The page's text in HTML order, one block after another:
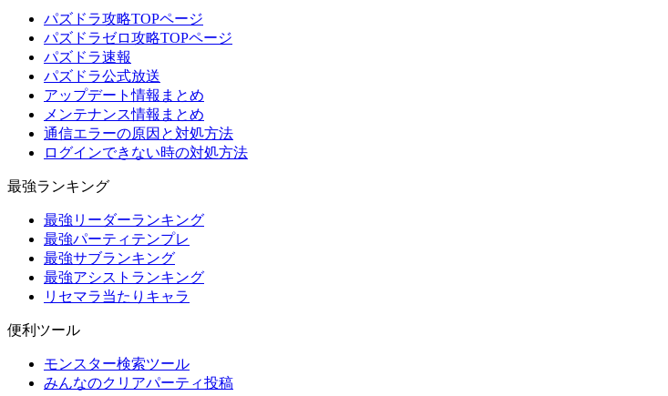
パズドラ攻略TOPページ
パズドラゼロ攻略TOPページ
パズドラ速報
パズドラ公式放送
アップデート情報まとめ
メンテナンス情報まとめ
通信エラーの原因と対処方法
ログインできない時の対処方法
最強ランキング
最強リーダーランキング
最強パーティテンプレ
最強サブランキング
最強アシストランキング
リセマラ当たりキャラ
便利ツール
モンスター検索ツール
みんなのクリアパーティ投稿